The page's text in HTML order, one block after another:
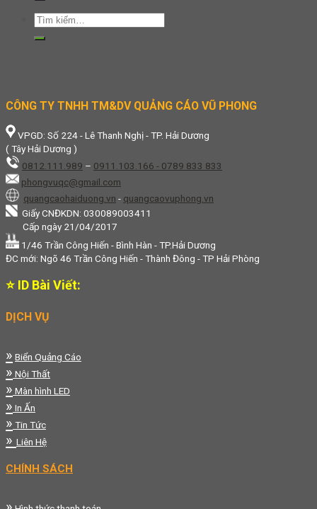
Tìm
kiếm:
CÔNG TY TNHH TM&DV QUẢNG CÁO VŨ PHONG
VPGD: Số 224 - Lê Thanh Nghị - TP. Hải Dương
( Tây Hải Dương )
0812.111.989 – 0911.103.166 - 0789 833 833
phongvuqc@gmail.com
quangcaohaiduong.vn - quangcaovuphong.vn
Giấy CNĐKDN: 030089003411
Cấp ngày 21/04/2017
1/46 Trần Công Hiến - Bình Hàn - TP.Hải Dương
ĐC mới: Ngõ 46 Trần Công Hiến - Thành Đông - TP Hải Phòng
⭐ ID Bài Viết:
DỊCH VỤ
» Biển Quảng Cáo
» Nội Thất
» Màn hình LED
» In Ấn
» Tin Tức
» Liên Hệ
CHÍNH SÁCH